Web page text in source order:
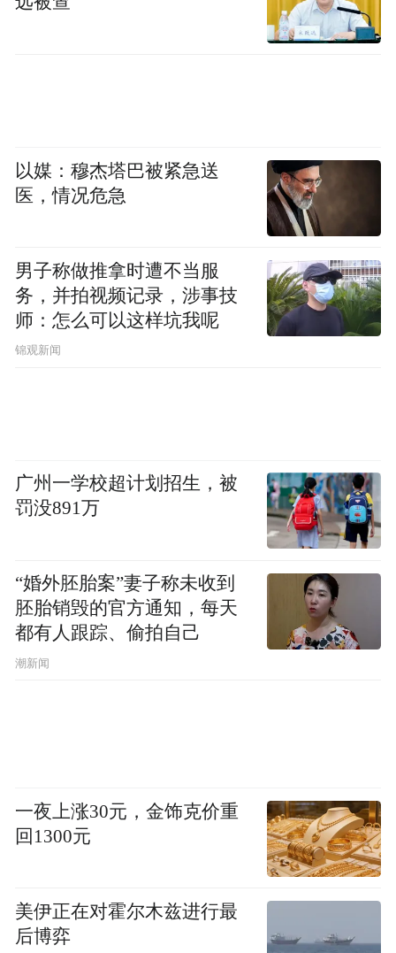
以媒：穆杰塔巴被紧急送
医，情况危急
男子称做推拿时遭不当服
务，并拍视频记录，涉事技
师：怎么可以这样坑我呢
锦观新闻
广州一学校超计划招生，被
罚没891万
“婚外胚胎案”妻子称未收到
胚胎销毁的官方通知，每天
都有人跟踪、偷拍自己
潮新闻
一夜上涨30元，金饰克价重
回1300元
美伊正在对霍尔木兹进行最
后博弈